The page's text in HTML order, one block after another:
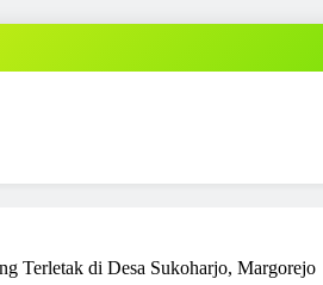
Terletak di Desa Sukoharjo, Margorejo